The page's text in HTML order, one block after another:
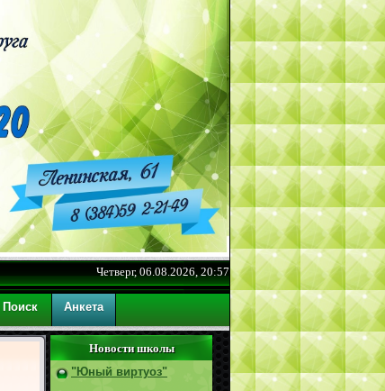
Четверг, 06.08.2026, 20:57
Поиск Анкета
Новости школы
"Юный виртуоз"